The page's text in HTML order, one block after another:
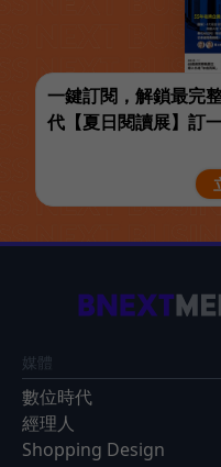
一鍵訂閱，解鎖最完
代【夏日閱讀展】訂
媒體
數位時代
經理人
Shopping Design